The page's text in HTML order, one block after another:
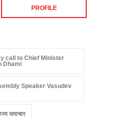
PROFILE
call to Chief Minister
Dhami
Speaker Vasudev
समाचार